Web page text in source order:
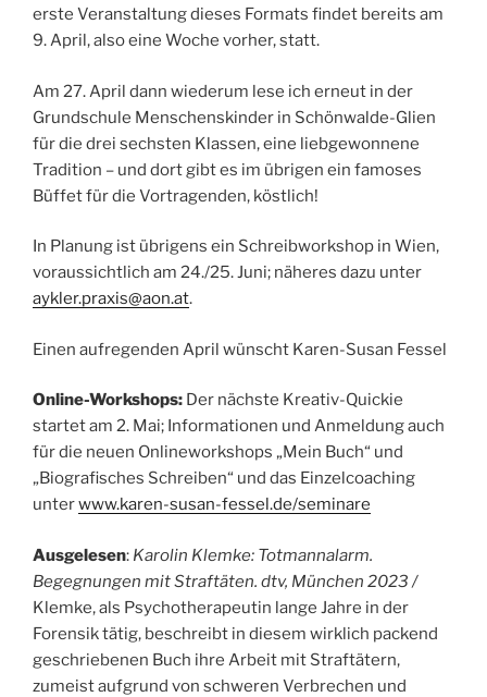
erste Veranstaltung dieses Formats findet bereits am
9. April, also eine Woche vorher, statt.
Am 27. April dann wiederum lese ich erneut in der
Grundschule Menschenskinder in Schönwalde-Glien
für die drei sechsten Klassen, eine liebgewonnene
Tradition – und dort gibt es im übrigen ein famoses
Büffet für die Vortragenden, köstlich!
In Planung ist übrigens ein Schreibworkshop in Wien,
voraussichtlich am 24./25. Juni; näheres dazu unter
aykler.praxis@aon.at.
Einen aufregenden April wünscht Karen-Susan Fessel
Online-Workshops: Der nächste Kreativ-Quickie
startet am 2. Mai; Informationen und Anmeldung auch
für die neuen Onlineworkshops „Mein Buch“ und
„Biografisches Schreiben“ und das Einzelcoaching
unterwww.karen-susan-fessel.de/seminare
Ausgelesen: Karolin Klemke: Totmannalarm.
Begegnungen mit Straftäten. dtv, München 2023 /
Klemke, als Psychotherapeutin lange Jahre in der
Forensik tätig, beschreibt in diesem wirklich packend
geschriebenen Buch ihre Arbeit mit Straftätern,
zumeist aufgrund von schweren Verbrechen und